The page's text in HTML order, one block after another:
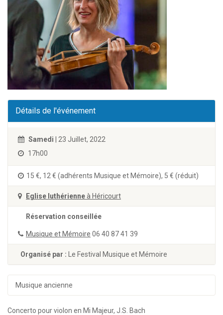
Détails de l'événement
Samedi | 23 Juillet, 2022
17h00
15 €, 12 € (adhérents Musique et Mémoire), 5 € (réduit)
Eglise luthérienneà Héricourt
Réservation conseillée
Musique et Mémoire 06 40 87 41 39
Organisé par : Le Festival Musique et Mémoire
Musique ancienne
Concerto pour violon en Mi Majeur, J.S. Bach